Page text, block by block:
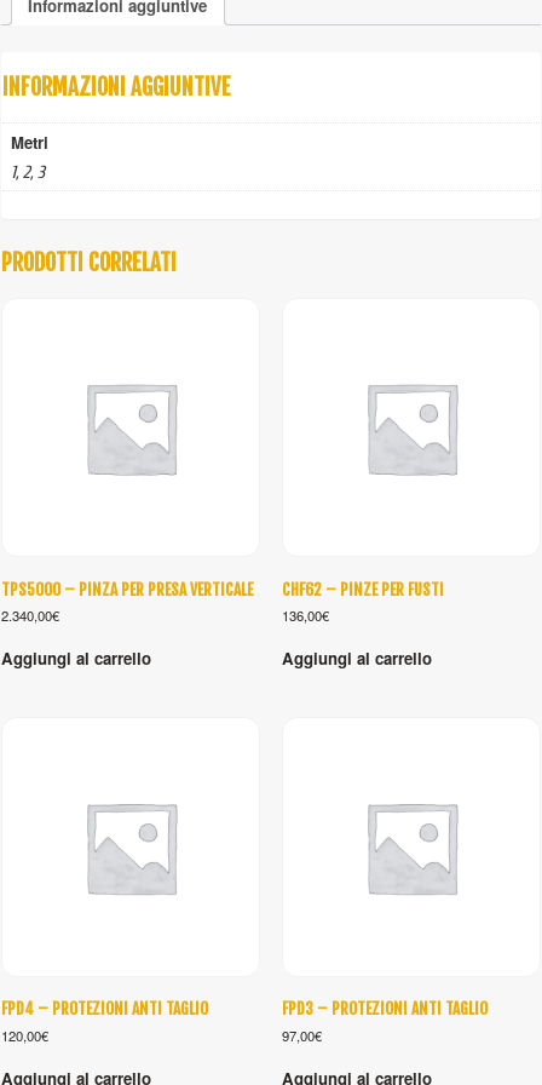
TREFOLI
Informazioni aggiuntive
INFORMAZIONI AGGIUNTIVE
Metri
1, 2, 3
PRODOTTI CORRELATI
TPS5000 – PINZA PER PRESA VERTICALE
2.340,00€
Aggiungi al carrello
CHF62 – PINZE PER FUSTI
136,00€
Aggiungi al carrello
FPD4 – PROTEZIONI ANTI TAGLIO
120,00€
Aggiungi al carrello
FPD3 – PROTEZIONI ANTI TAGLIO
97,00€
Aggiungi al carrello